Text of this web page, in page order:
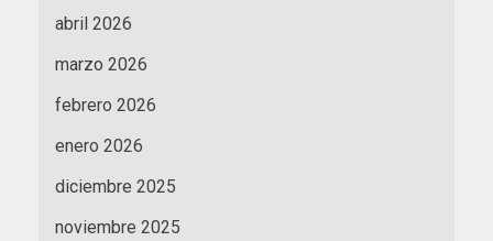
abril 2026
marzo 2026
febrero 2026
enero 2026
diciembre 2025
noviembre 2025